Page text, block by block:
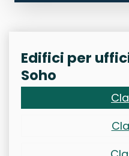
Edifici per
Soho